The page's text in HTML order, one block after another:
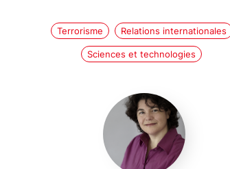
Terrorisme Relations internationales
Sciences et technologies
Caroline
Gans
Combe